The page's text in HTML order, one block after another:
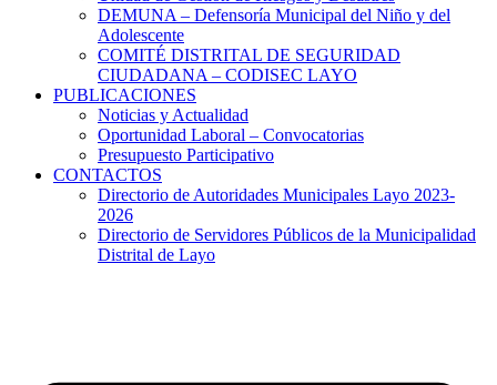
DEMUNA – Defensoría Municipal del Niño y del
Adolescente
COMITÉ DISTRITAL DE SEGURIDAD
CIUDADANA – CODISEC LAYO
PUBLICACIONES
Noticias y Actualidad
Oportunidad Laboral – Convocatorias
Presupuesto Participativo
CONTACTOS
Directorio de Autoridades Municipales Layo 2023-
2026
Directorio de Servidores Públicos de la Municipalidad
Distrital de Layo